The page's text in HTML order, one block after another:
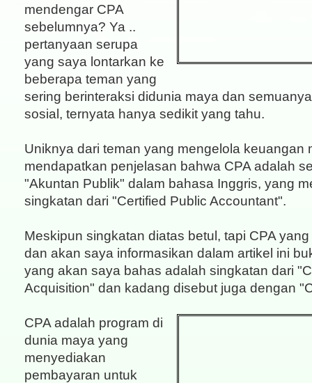
mendengar CPA
sebelumnya? Ya ..
pertanyaan serupa
yang saya lontarkan ke
beberapa teman yang
sering berinteraksi didunia maya dan
sosial, ternyata hanya sedikit yang tahu.
Uniknya dari teman yang mengelola keuangan
mendapatkan penjelasan bahwa CPA adalah
"Akuntan Publik" dalam bahasa Inggris, yang
singkatan dari "Certified Public Accountant".
Meskipun singkatan diatas betul, tapi CPA
dan akan saya informasikan dalam artikel ini
yang akan saya bahas adalah singkatan dari
Acquisition" dan kadang disebut juga dengan
CPA adalah program di
dunia maya yang
menyediakan
pembayaran untuk